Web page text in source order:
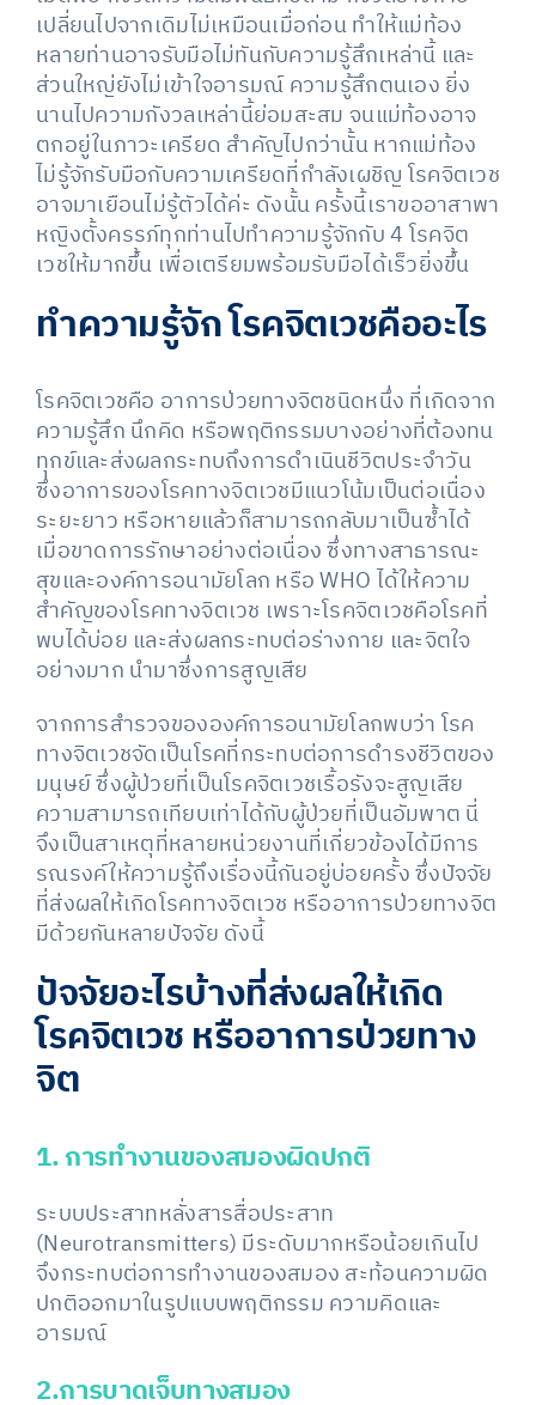
เปลี่ยนไปจากเดิมไม่เหมือนเมื่อก่อน ทำให้แม่ท้อง
หลายท่านอาจรับมือไม่ทันกับความรู้สึกเหล่านี้ และ
ส่วนใหญ่ยังไม่เข้าใจอารมณ์ ความรู้สึกตนเอง ยิ่ง
นานไปความกังวลเหล่านี้ย่อมสะสม จนแม่ท้องอาจ
ตกอยู่ในภาวะเครียด สำคัญไปกว่านั้น หากแม่ท้อง
ไม่รู้จักรับมือกับความเครียดที่กำลังเผชิญ โรคจิตเวช
อาจมาเยือนไม่รู้ตัวได้ค่ะ ดังนั้น ครั้งนี้เราขออาสาพา
หญิงตั้งครรภ์ทุกท่านไปทำความรู้จักกับ 4 โรคจิต
เวชให้มากขึ้น เพื่อเตรียมพร้อมรับมือได้เร็วยิ่งขึ้น
ทำความรู้จัก โรคจิตเวชคืออะไร
โรคจิตเวชคือ อาการป่วยทางจิตชนิดหนึ่ง ที่เกิดจาก
ความรู้สึก นึกคิด หรือพฤติกรรมบางอย่างที่ต้องทน
ทุกข์และส่งผลกระทบถึงการดำเนินชีวิตประจำวัน
ซึ่งอาการของโรคทางจิตเวชมีแนวโน้มเป็นต่อเนื่อง
ระยะยาว หรือหายแล้วก็สามารถกลับมาเป็นซ้ำได้
เมื่อขาดการรักษาอย่างต่อเนื่อง ซึ่งทางสาธารณะ
สุขและองค์การอนามัยโลก หรือ WHO ได้ให้ความ
สำคัญของโรคทางจิตเวช เพราะโรคจิตเวชคือโรคที่
พบได้บ่อย และส่งผลกระทบต่อร่างกาย และจิตใจ
อย่างมาก นำมาซึ่งการสูญเสีย
จากการสำรวจขององค์การอนามัยโลกพบว่า โรค
ทางจิตเวชจัดเป็นโรคที่กระทบต่อการดำรงชีวิตของ
มนุษย์ ซึ่งผู้ป่วยที่เป็นโรคจิตเวชเรื้อรังจะสูญเสีย
ความสามารถเทียบเท่าได้กับผู้ป่วยที่เป็นอัมพาต นี่
จึงเป็นสาเหตุที่หลายหน่วยงานที่เกี่ยวข้องได้มีการ
รณรงค์ให้ความรู้ถึงเรื่องนี้กันอยู่บ่อยครั้ง ซึ่งปัจจัย
ที่ส่งผลให้เกิดโรคทางจิตเวช หรืออาการป่วยทางจิต
มีด้วยกันหลายปัจจัย ดังนี้
ปัจจัยอะไรบ้างที่ส่งผลให้เกิด
โรคจิตเวช หรืออาการป่วยทาง
จิต
1. การทำงานของสมองผิดปกติ
ระบบประสาทหลั่งสารสื่อประสาท
(Neurotransmitters) มีระดับมากหรือน้อยเกินไป
จึงกระทบต่อการทำงานของสมอง สะท้อนความผิด
ปกติออกมาในรูปแบบพฤติกรรม ความคิดและ
อารมณ์
2.การบาดเจ็บทางสมอง